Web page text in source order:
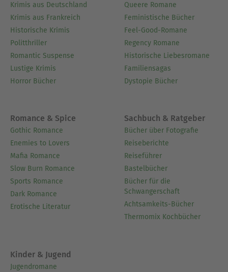
ganz Nordamerika wendet. Für seine
bahnbrechende medizinische Arbeit wurde er mit
dem Order of Canada, der höchsten zivilen
Auszeichnung seines Landes, ausgezeichnet.
Ausblenden
Krimis aus Deutschland
Krimis aus Frankreich
Historische Krimis
Politthriller
Romantic Suspense
Lustige Krimis
Horror Bücher
Queere Romane
Feministische Bücher
Feel-Good-Romane
Regency Romane
Historische Liebesromane
Familiensagas
Dystopie Bücher
Romance & Spice
Gothic Romance
Enemies to Lovers
Mafia Romance
Slow Burn Romance
Sports Romance
Dark Romance
Erotische Literatur
Sachbuch & Ratgeber
Bücher über Fotografie
Reiseberichte
Reiseführer
Bastelbücher
Bücher für die
Schwangerschaft
Achtsamkeits-Bücher
Thermomix Kochbücher
Kinder & Jugend
Jugendromane